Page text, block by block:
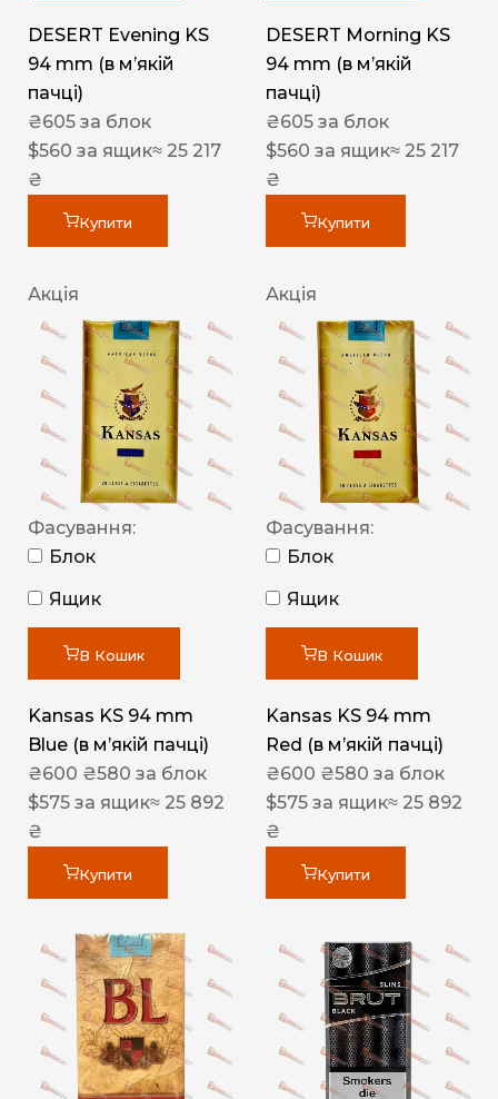
DESERT Evening KS
94 mm (в мʼякій
пачці)
₴605 за блок
$560 за ящик≈ 25 217
₴
Купити
DESERT Morning KS
94 mm (в мʼякій
пачці)
₴605 за блок
$560 за ящик≈ 25 217
₴
Купити
Акція
Фасування:
Блок
Ящик
В Кошик
Kansas KS 94 mm
Blue (в мʼякій пачці)
₴600 ₴580 за блок
$575 за ящик≈ 25 892
₴
Купити
Акція
Фасування:
Блок
Ящик
В Кошик
Kansas KS 94 mm
Red (в мʼякій пачці)
₴600 ₴580 за блок
$575 за ящик≈ 25 892
₴
Купити